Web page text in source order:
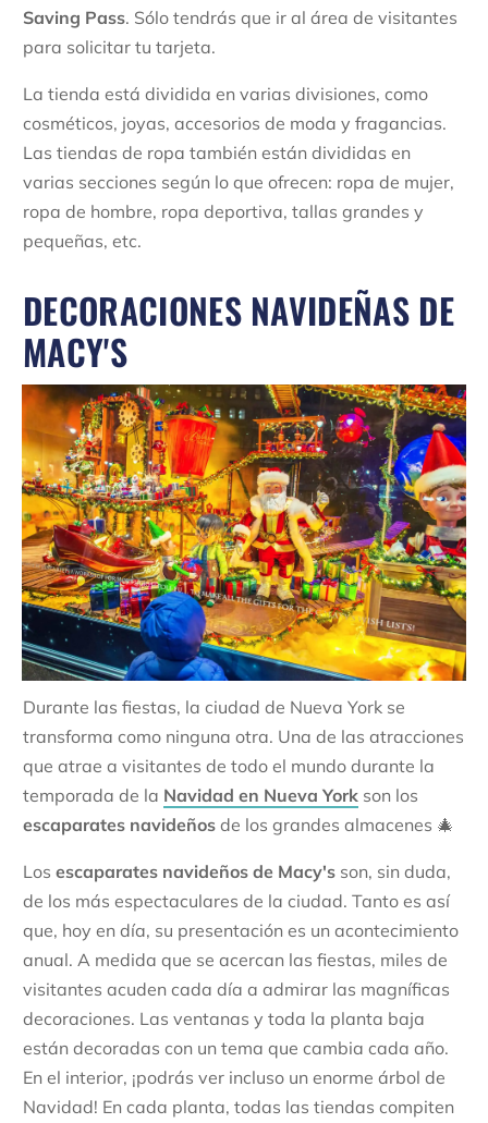
Saving Pass. Sólo tendrás que ir al área de visitantes
para solicitar tu tarjeta.
La tienda está dividida en varias divisiones, como
cosméticos, joyas, accesorios de moda y fragancias.
Las tiendas de ropa también están divididas en
varias secciones según lo que ofrecen: ropa de mujer,
ropa de hombre, ropa deportiva, tallas grandes y
pequeñas, etc.
DECORACIONES NAVIDEÑAS DE
MACY'S
Durante las fiestas, la ciudad de Nueva York se
transforma como ninguna otra. Una de las atracciones
que atrae a visitantes de todo el mundo durante la
temporada de la Navidad en Nueva York son los
escaparates navideños de los grandes almacenes 🎄
Los escaparates navideños de Macy's son, sin duda,
de los más espectaculares de la ciudad. Tanto es así
que, hoy en día, su presentación es un acontecimiento
anual. A medida que se acercan las fiestas, miles de
visitantes acuden cada día a admirar las magníficas
decoraciones. Las ventanas y toda la planta baja
están decoradas con un tema que cambia cada año.
En el interior, ¡podrás ver incluso un enorme árbol de
Navidad! En cada planta, todas las tiendas compiten